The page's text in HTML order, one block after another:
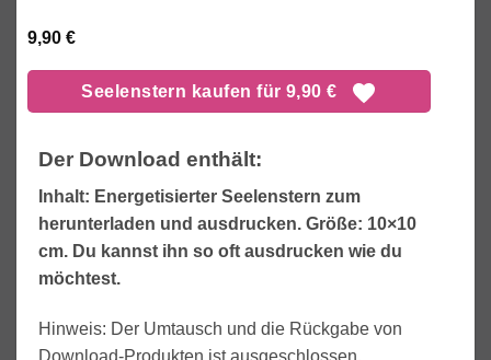
9,90 €
Seelenstern kaufen für 9,90 €
Der Download enthält:
Inhalt: Energetisierter Seelenstern zum
herunterladen und ausdrucken. Größe: 10×10
cm. Du kannst ihn so oft ausdrucken wie du
möchtest.
Hinweis: Der Umtausch und die Rückgabe von